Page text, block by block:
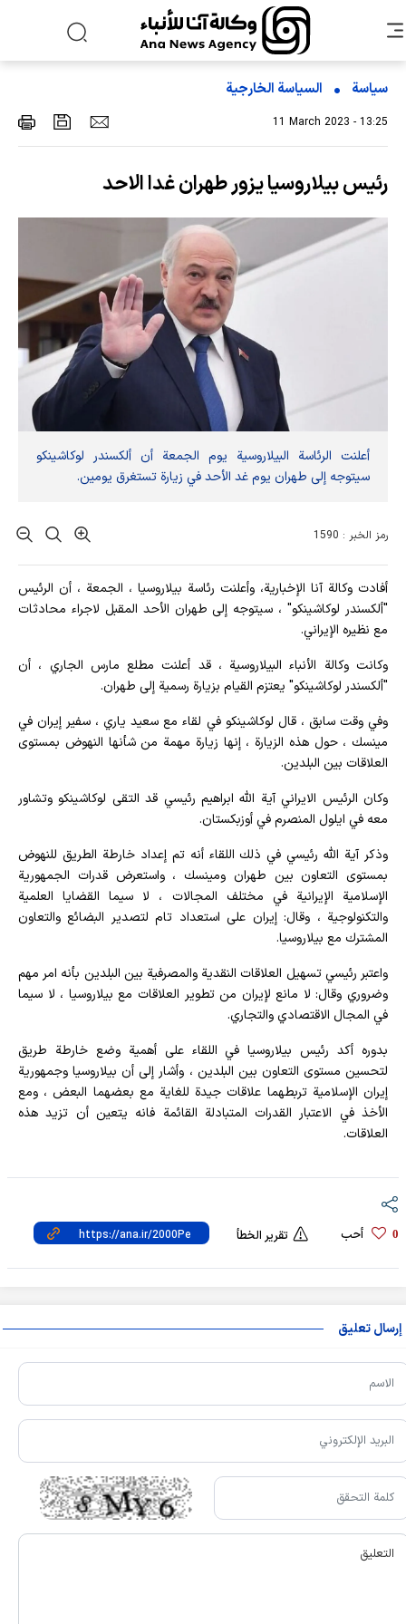
سياسة السیاسة الخارجیة
11 March 2023 - 13:25
رئيس بيلاروسيا يزور طهران غدا الاحد
أعلنت الرئاسة البيلاروسية يوم الجمعة أن ألكسندر لوكاشينكو
سيتوجه إلى طهران يوم غد الأحد في زيارة تستغرق يومين.
رمز الخبر : 1590
أفادت وکالة آنا الإخباریة، وأعلنت رئاسة بيلاروسيا ، الجمعة ، أن الرئيس
"ألكسندر لوكاشينكو" ، سيتوجه إلى طهران الأحد المقبل لاجراء محادثات
مع نظيره الإيراني.
وكانت وكالة الأنباء البيلاروسية ، قد أعلنت مطلع مارس الجاري ، أن
"ألكسندر لوكاشينكو" يعتزم القيام بزيارة رسمية إلى طهران.
وفي وقت سابق ، قال لوكاشينكو في لقاء مع سعيد ياري ، سفير إيران في
مينسك ، حول هذه الزيارة ، إنها زيارة مهمة من شأنها النهوض بمستوى
العلاقات بين البلدين.
وكان الرئيس الايراني آية الله ابراهيم رئيسي قد التقى لوكاشينكو وتشاور
معه في ايلول المنصرم في أوزبكستان.
وذكر آية الله رئيسي في ذلك اللقاء أنه تم إعداد خارطة الطريق للنهوض
بمستوى التعاون بين طهران ومينسك ، واستعرض قدرات الجمهورية
الإسلامية الإيرانية في مختلف المجالات ، لا سيما القضايا العلمية
والتكنولوجية ، وقال: إيران على استعداد تام لتصدير البضائع والتعاون
المشترك مع بيلاروسيا.
واعتبر رئيسي تسهيل العلاقات النقدية والمصرفية بين البلدين بأنه امر مهم
وضروري وقال: لا مانع لإيران من تطوير العلاقات مع بيلاروسيا ، لا سيما
في المجال الاقتصادي والتجاري.
بدوره أكد رئيس بيلاروسيا في اللقاء على أهمية وضع خارطة طريق
لتحسين مستوى التعاون بين البلدين ، وأشار إلى أن بيلاروسيا وجمهورية
إيران الإسلامية تربطهما علاقات جيدة للغاية مع بعضهما البعض ، ومع
الأخذ في الاعتبار القدرات المتبادلة القائمة فانه يتعين أن تزيد هذه
العلاقات.
0 أحب تقرير الخطأ
إرسال تعليق